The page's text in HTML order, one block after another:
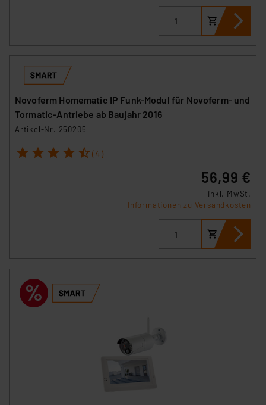
Novoferm Homematic IP Funk-Modul für Novoferm- und
Tormatic-Antriebe ab Baujahr 2016
Artikel-Nr. 250205
1 2 3 4 5 (4)
56,99 €
inkl. MwSt.
Informationen zu Versandkosten